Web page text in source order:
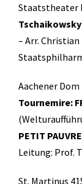
Staatstheater
Tschaikowsky:
– Arr.
Aachener Dom
Tournemire:
PETIT
Leitung: Prof.
St. Martinus